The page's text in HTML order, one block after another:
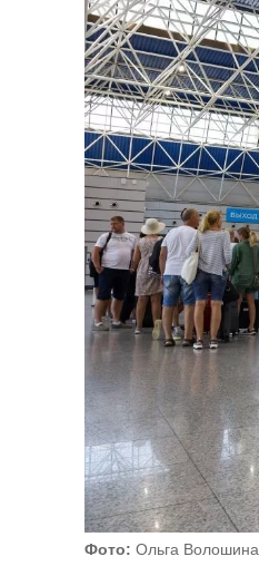
Фото: Ольга Волошина